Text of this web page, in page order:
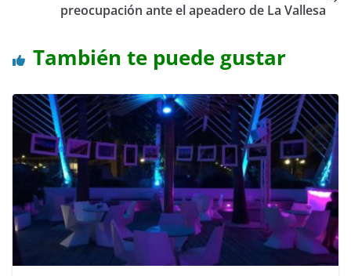
preocupación ante el apeadero de La Vallesa
También te puede gustar